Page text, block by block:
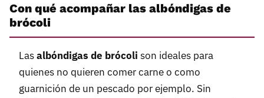
Con qué acompañar las albóndigas de
brócoli
Lasalbóndigas de brócoli son ideales para
quienes no quieren comer carne o como
guarnición de un pescado por ejemplo. Sin